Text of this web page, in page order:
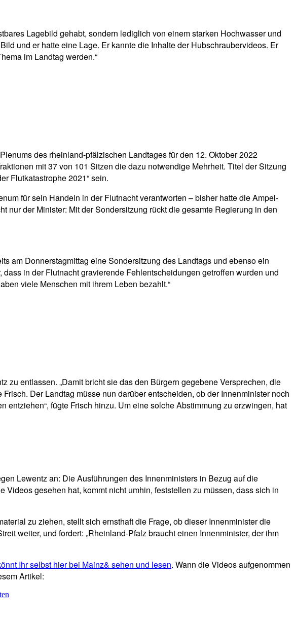
Lagebild gehabt, sondern lediglich von einem starken Hochwasser und
und er hatte eine Lage. Er kannte die Inhalte der Hubschraubervideos. Er
im Landtag werden.“
des rheinland-pfälzischen Landtages für den 12. Oktober 2022
mit 37 von 101 Sitzen die dazu notwendige Mehrheit. Titel der Sitzung
Flutkatastrophe 2021“ sein.
für sein Handeln in der Flutnacht verantworten – bisher hatte die Ampel-
der Minister: Mit der Sondersitzung rückt die gesamte Regierung in den
am Donnerstagmittag eine Sondersitzung des Landtags und ebenso ein
in der Flutnacht gravierende Fehlentscheidungen getroffen wurden und
viele Menschen mit ihrem Leben bezahlt.“
zu entlassen. „Damit bricht sie das den Bürgern gegebene Versprechen, die
Der Landtag müsse nun darüber entscheiden, ob der Innenminister noch
entziehen“, fügte Frisch hinzu. Um eine solche Abstimmung zu erzwingen, hat
Lewentz an: Die Ausführungen des Innenministers in Bezug auf die
Videos gesehen hat, kommt nicht umhin, feststellen zu müssen, dass sich in
zu ziehen, stellt sich ernsthaft die Frage, ob dieser Innenminister die
weiter, und fordert: „Rheinland-Pfalz braucht einen Innenminister, der ihm
Ihr selbst hier bei Mainz& sehen und lesen. Wann die Videos aufgenommen
Artikel: